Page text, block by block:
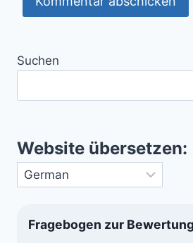
Suchen
Website übersetzen:
Fragebogen zur Bewertung